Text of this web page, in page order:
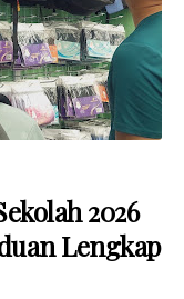
2026
Lengkap